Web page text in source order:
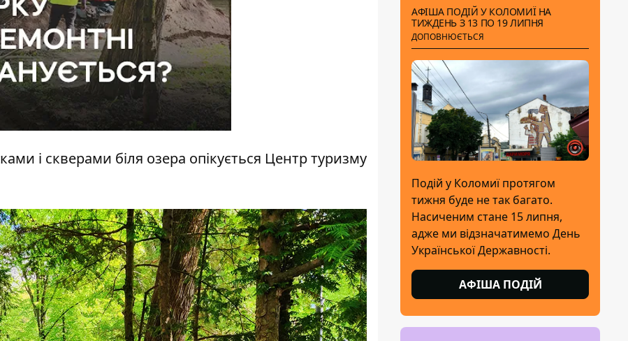
і скверами біля озера опікується Центр туризму
АФІША ПОДІЙ У КОЛОМИЇ НА
ТИЖДЕНЬ З 13 ПО 19 ЛИПНЯ
ДОПОВНЮЄТЬСЯ
Подій у Коломиї протягом
тижня буде не так багато.
Насиченим стане 15 липня,
адже ми відзначатимемо День
Української Державності.
АФІША ПОДІЙ